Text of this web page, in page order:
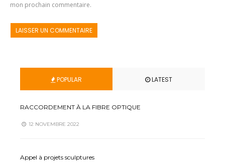
mon prochain commentaire.
POPULAR LATEST
RACCORDEMENT À LA FIBRE OPTIQUE
12 NOVEMBRE 2022
Appel à projets sculptures